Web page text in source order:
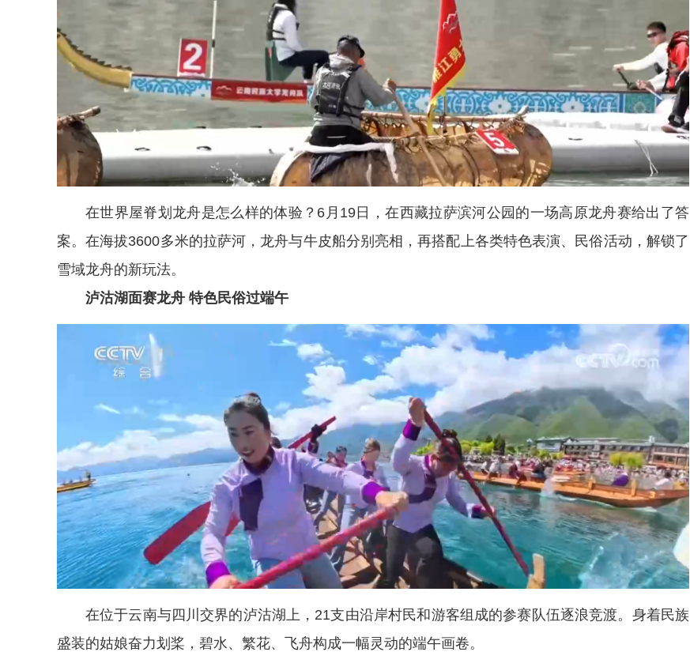
在世界屋脊划龙舟是怎么样的体验？6月19日，在西藏拉萨滨河公园的一场高原龙舟赛给出了答
案。在海拔3600多米的拉萨河，龙舟与牛皮船分别亮相，再搭配上各类特色表演、民俗活动，解锁了
雪域龙舟的新玩法。
泸沽湖面赛龙舟 特色民俗过端午
在位于云南与四川交界的泸沽湖上，21支由沿岸村民和游客组成的参赛队伍逐浪竞渡。身着民族
盛装的姑娘奋力划桨，碧水、繁花、飞舟构成一幅灵动的端午画卷。